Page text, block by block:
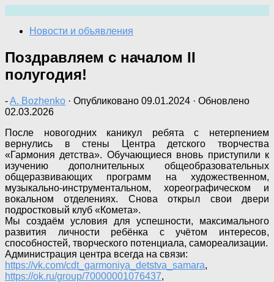
содержимому
Новости и объявления
Поздравляем с началом II
полугодия!
-A. Bozhenko · Опубликовано 09.01.2024 · Обновлено
02.03.2026
После новогодних каникул ребята с нетерпением
вернулись в стены Центра детского творчества
«Гармония детства». Обучающиеся вновь приступили к
изучению дополнительных общеобразовательных
общеразвивающих программ на художественном,
музыкально-инструментальном, хореографическом и
вокальном отделениях. Снова открыл свои двери
подростковый клуб «Комета».
Мы создаём условия для успешности, максимального
развития личности ребёнка с учётом интересов,
способностей, творческого потенциала, самореализации.
Администрация центра всегда на связи:
https://vk.com/cdt_garmoniya_detstva_samara,
https://ok.ru/group/70000001076437,